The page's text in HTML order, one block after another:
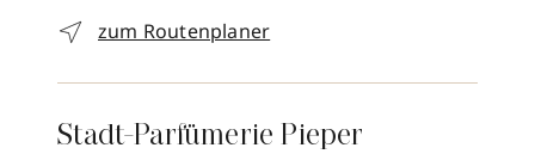
zum Routenplaner
Stadt-Parfümerie Pieper